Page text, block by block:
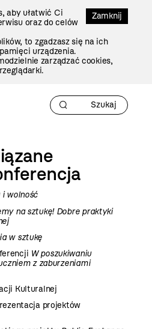
Zamknij
aby ułatwić Ci
oraz do celów
to zgadzasz się na ich
urządzenia.
zarządzać cookies,
i wolność
na sztukę! Dobre praktyki
w sztukę
W poszukiwaniu
z zaburzeniami
Kulturalnej
projektów